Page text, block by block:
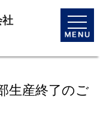
toggle
社
生産終了のご